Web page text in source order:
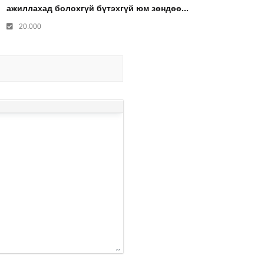
ажиллахад болохгүй бүтэхгүй юм зөндөө...
20.000